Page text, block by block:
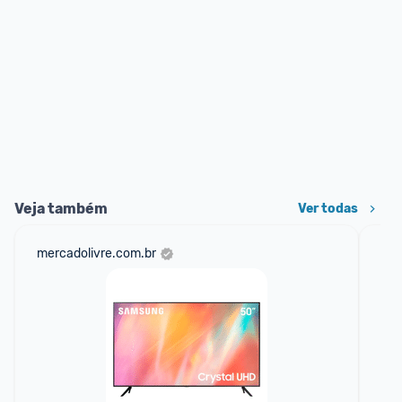
Veja também Ver todas
mercadolivre.com.br